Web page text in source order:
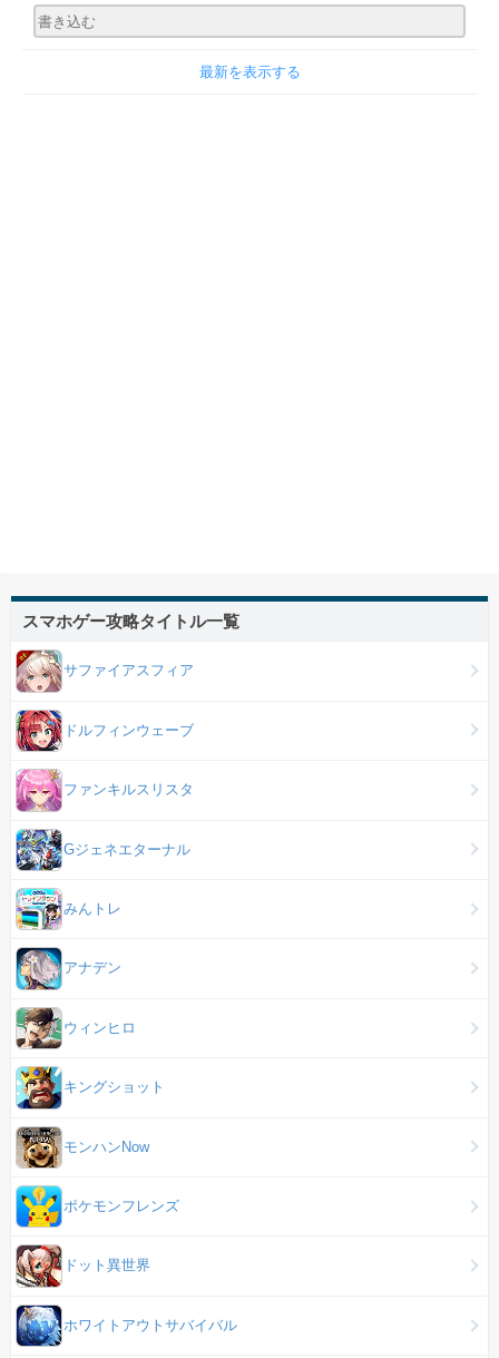
最新を表示する
スマホゲー攻略タイトル一覧
サファイアスフィア
ドルフィンウェーブ
ファンキルスリスタ
Gジェネエターナル
みんトレ
アナデン
ウィンヒロ
キングショット
モンハンNow
ポケモンフレンズ
ドット異世界
ホワイトアウトサバイバル